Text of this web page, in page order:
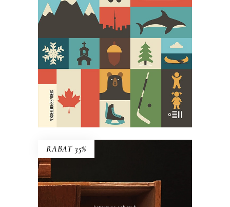
E-BOOK DO KOSZYKA
Najgłośniejszy debiut reporterski
ostatnich lat!
29.95
RABAT 35%